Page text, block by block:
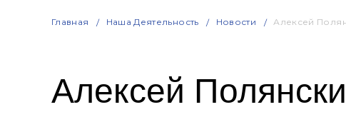
Главная Наша Деятельность Новости Алексей
Алексей